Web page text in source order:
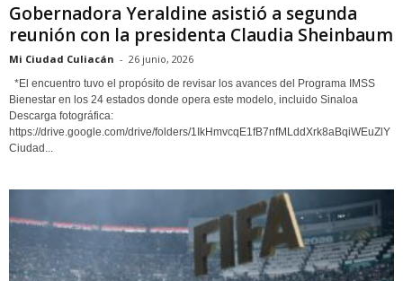
Gobernadora Yeraldine asistió a segunda
reunión con la presidenta Claudia Sheinbaum
Mi Ciudad Culiacán - 26 junio, 2026
*El encuentro tuvo el propósito de revisar los avances del Programa IMSS
Bienestar en los 24 estados donde opera este modelo, incluido Sinaloa
Descarga fotográfica:
https://drive.google.com/drive/folders/1IkHmvcqE1fB7nfMLddXrk8aBqiWEuZlY
Ciudad...